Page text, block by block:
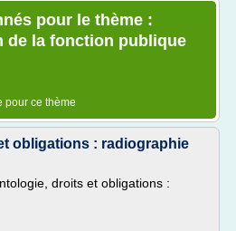
pour le thème :
de la fonction publique
pour ce thème
obligations : radiographie
droits et obligations :